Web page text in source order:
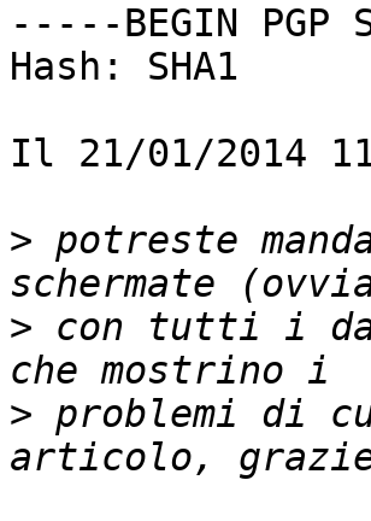
-----BEGIN PGP
Hash: SHA1
Il 21/01/2014
> potreste
> con tutti i
> problemi di